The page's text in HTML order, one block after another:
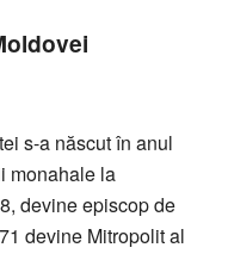
s-a născut în anul
monahale la
devine episcop de
devine Mitropolit al